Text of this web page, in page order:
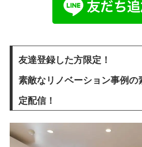
友達登録した方限定！
素敵なリノベーション事例の
定配信！